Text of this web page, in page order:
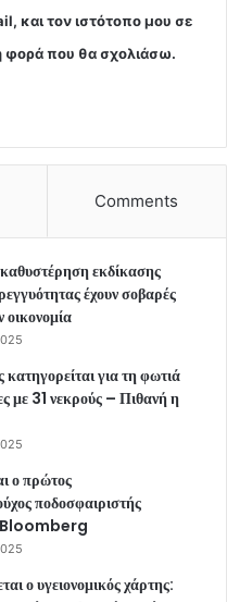
και τον ιστότοπο μου σε
φορά που θα σχολιάσω.
Comments
εκδίκασης
έχουν σοβαρές
οικονομία
για τη φωτιά
με 31 νεκρούς – Πιθανή η
ο πρώτος
ποδοσφαιριστής
Bloomberg
ο υγειονομικός χάρτης: